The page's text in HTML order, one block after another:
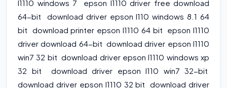
l1110 windows 7 epson l1110 driver free download
64-bit download driver epson l110 windows 8.1 64
bit download printer epson l1110 64 bit epson l1110
driver download 64-bit download driver epson l1110
win7 32 bit download driver epson l1110 windows xp
32 bit download driver epson l110 win7 32-bit
download driver epson l1110 32 bit download driver